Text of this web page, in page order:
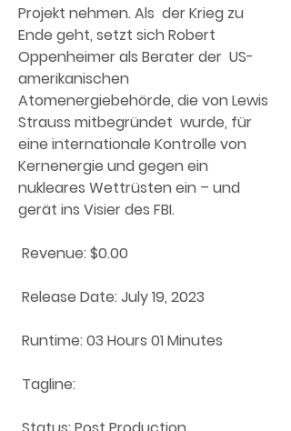
Projekt nehmen. Als  der Krieg zu
Ende geht, setzt sich Robert
Oppenheimer als Berater der  US-
amerikanischen
Atomenergiebehörde, die von Lewis
Strauss mitbegründet  wurde, für
eine internationale Kontrolle von
Kernenergie und gegen ein
nukleares Wettrüsten ein – und
gerät ins Visier des FBI.
Revenue: $0.00
Release Date: July 19, 2023
Runtime: 03 Hours 01 Minutes
Tagline: